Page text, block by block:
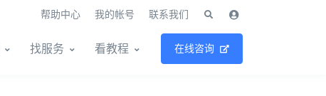
帮助中心 我的帐号 联系我们
找服务 看教程 在线咨询